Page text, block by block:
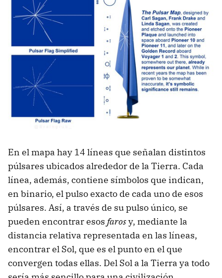
En el mapa hay 14 líneas que señalan distintos
púlsares ubicados alrededor de la Tierra. Cada
línea, además, contiene símbolos que indican,
en binario, el pulso exacto de cada uno de esos
púlsares. Así, a través de su pulso único, se
pueden encontrar esos farosy, mediante la
distancia relativa representada en las líneas,
encontrar el Sol, que es el punto en el que
convergen todas ellas. Del Sol a la Tierra ya todo